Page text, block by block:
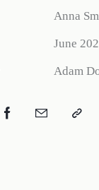
Anna
June
Adam